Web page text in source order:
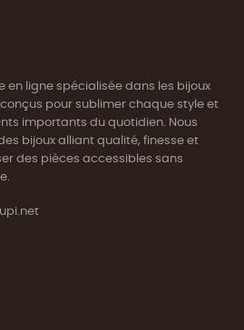
en ligne spécialisée dans les bijoux
pour sublimer chaque style et
importants du quotidien. Nous
bijoux alliant qualité, finesse et
des pièces accessibles sans